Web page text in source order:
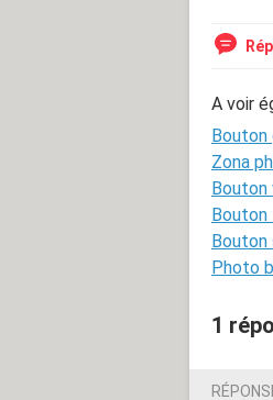
A voir
Bouton
Zona
Bouton
Bouton
Photo
1